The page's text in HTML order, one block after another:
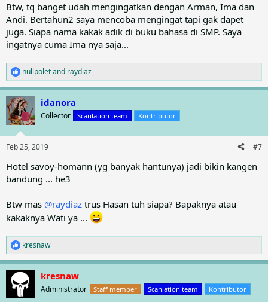
Btw, tq banget udah mengingatkan dengan Arman, Ima dan
Andi. Bertahun2 saya mencoba mengingat tapi gak dapet
juga. Siapa nama kakak adik di buku bahasa di SMP. Saya
ingatnya cuma Ima nya saja...
R
e
a
c
t
i
s
:
nullpoletand raydiaz
idanora
Collector Scanlation team Kontributor
Feb 25, 2019 #7
Hotel savoy-homann (yg banyak hantunya) jadi bikin kangen
bandung ... he3
Btw mas @raydiaz trus Hasan tuh siapa? Bapaknya atau
kakaknya Wati ya ...
R
e
a
c
t
i
kresnaw
kresnaw
Administrator Staff member Scanlation team Kontributor